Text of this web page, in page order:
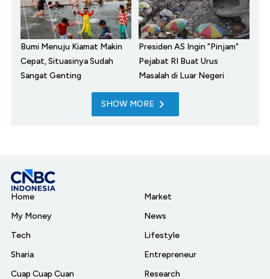
Bumi Menuju Kiamat Makin
Cepat, Situasinya Sudah
Sangat Genting
Presiden AS Ingin "Pinjam"
Pejabat RI Buat Urus
Masalah di Luar Negeri
SHOW MORE
Home
My Money
Tech
Sharia
Cuap Cuap Cuan
Market
News
Lifestyle
Entrepreneur
Research